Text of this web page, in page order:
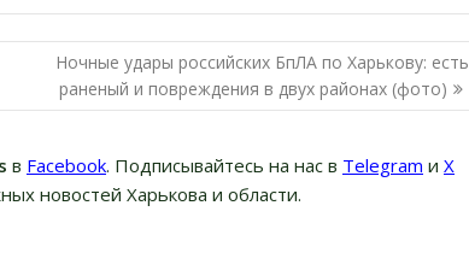
Ночные удары российских БпЛА по Харькову: есть
раненый и повреждения в двух районах (фото)
в Facebook. Подписывайтесь на нас в Telegram и Х
новостей Харькова и области.